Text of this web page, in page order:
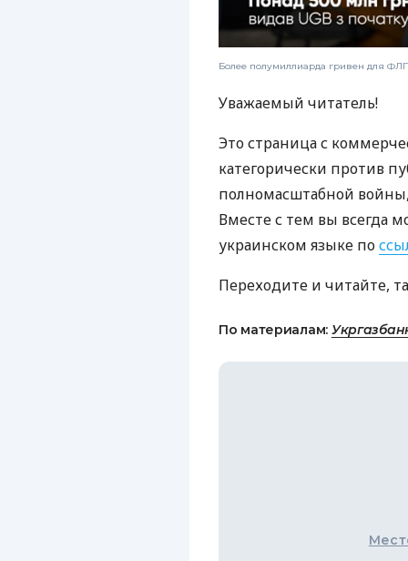
Более полумиллиарда гривен для
Уважаемый читатель!
Это страница с
категорически против
полномасштабной
Вместе с тем вы всегда
украинском языке по
Переходите и читайте,
По материалам: